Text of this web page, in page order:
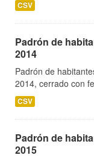
CSV
Padrón de
2014
Padrón de
2014, cerrado con
CSV
Padrón de
2015